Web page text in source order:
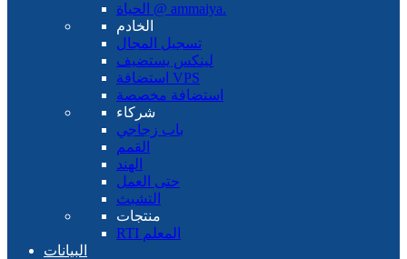
الحياة @ ammaiya.
الخادم
تسجيل المجال
لينكس يستضيف
استضافة VPS
استضافة مخصصة
شركاء
باب زجاجي
القمم
الهند
حتى العمل
التشبث
منتجات
RTI المعلم
البيانات